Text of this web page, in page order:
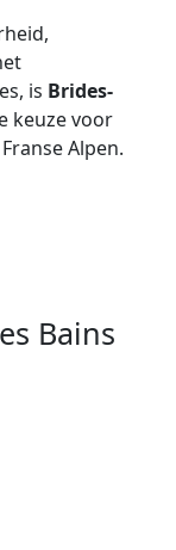
is Brides-
keuze voor
Alpen.
Bains